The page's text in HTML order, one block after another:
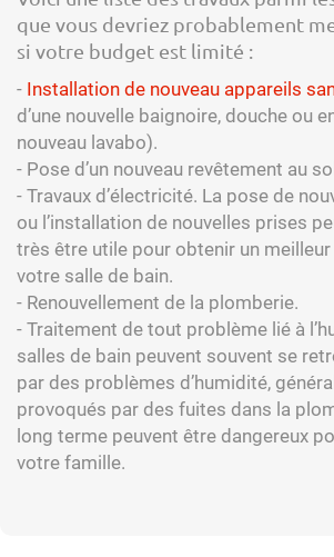
que vous devriez probablement
si votre budget est limité :
- Installation de nouveau appareils
d’une nouvelle baignoire, douche ou
nouveau lavabo).
- Pose d’un nouveau revêtement au
- Travaux d’électricité. La pose de
ou l’installation de nouvelles prises
très être utile pour obtenir un
votre salle de bain.
- Renouvellement de la plomberie.
- Traitement de tout problème lié à
salles de bain peuvent souvent se
par des problèmes d’humidité,
provoqués par des fuites dans la
long terme peuvent être dangereux
votre famille.